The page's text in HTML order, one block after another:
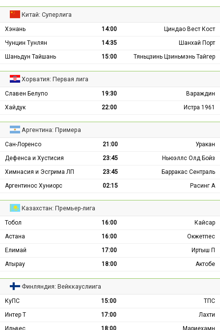
Китай: Суперлига
Хэнань 14:00
Циндао Вест Кост
Чунцин Тунлян
14:35
Шанхай Порт
Шаньдун Тайшань
15:00 Тяньцзинь Цзиньмэнь Тайгер
Хорватия: Первая лига
Славен Белупо 19:30
Вараждин
Хайдук
22:00 Истра 1961
Аргентина: Примера
Сан-Лоренсо 21:00
Уракан
Дефенса и Хустисия
23:45
Ньюэллс Олд Бойз
Химнасия и Эсгрима ЛП
23:45
Барракас Сентраль
Аргентинос Хуниорс
02:15 Расинг А
Казахстан: Премьер-лига
Тобол 16:00
Кайсар
Астана
16:00
Окжетпес
Елимай
17:00
Иртыш П
Атырау
18:00 Актобе
Финляндия: Вейккауслиига
КуПС 15:00
ТПС
Интер Т
17:00
Лахти
Ильвес
18:00
Мариехамн